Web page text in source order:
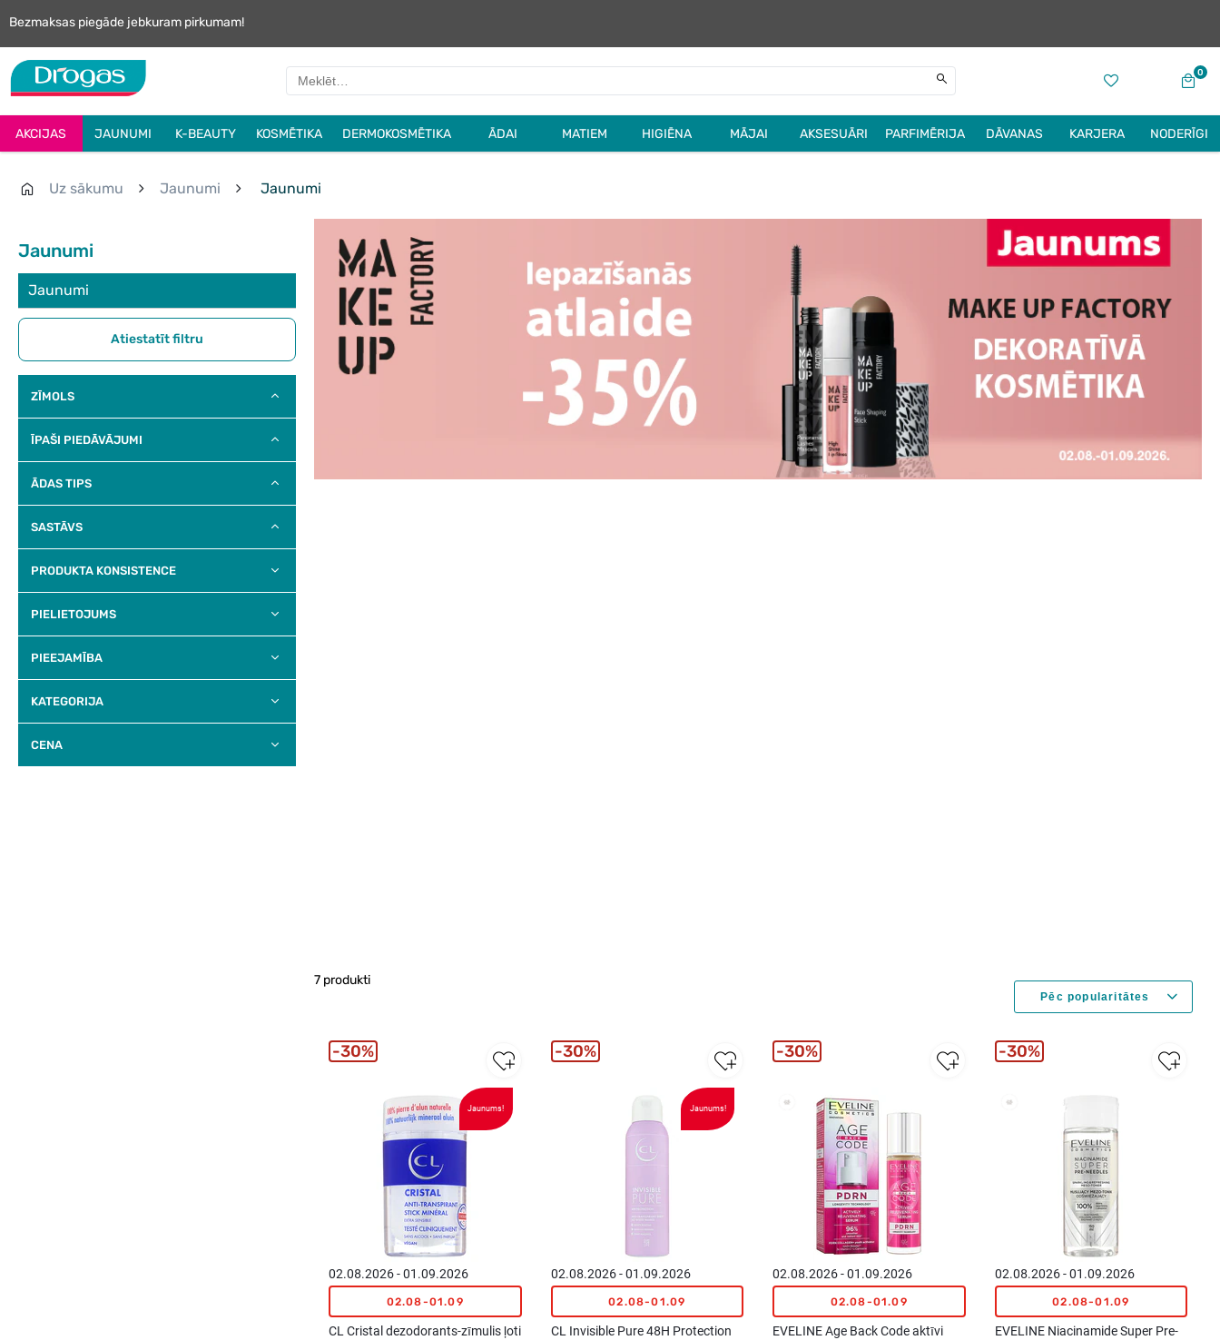
Bezmaksas piegāde jebkuram pirkumam!
0
AKCIJAS JAUNUMI K-BEAUTY KOSMĒTIKA DERMOKOSMĒTIKA ĀDAI MATIEM HIGIĒNA MĀJAI AKSESUĀRI PARFIMĒRIJA DĀVANAS KARJERA NODERĪGI
Uz sākumu Jaunumi Jaunumi
Jaunumi
Jaunumi
Atiestatīt filtru
ZĪMOLS
ĪPAŠI PIEDĀVĀJUMI
ĀDAS TIPS
SASTĀVS
PRODUKTA KONSISTENCE
PIELIETOJUMS
PIEEJAMĪBA
KATEGORIJA
CENA
7 produkti
Jaunums!
02.08.2026 - 01.09.2026
02.08-01.09
CL Cristal dezodorants-zīmulis ļoti
30%
Jaunums!
02.08.2026 - 01.09.2026
02.08-01.09
CL Invisible Pure 48H Protection
30%
02.08.2026 - 01.09.2026
02.08-01.09
EVELINE Age Back Code aktīvi
30%
02.08.2026 - 01.09.2026
02.08-01.09
EVELINE Niacinamide Super Pre-
30%